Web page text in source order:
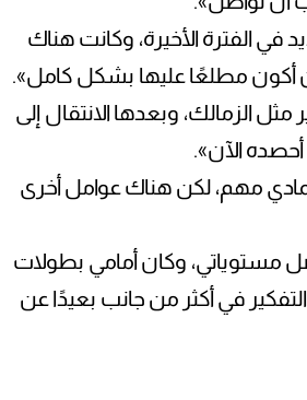
الفترة الأخيرة، وكانت هناك
أكون مطلعًا عليها بشكل كامل».
الزمالك، وبعدها الانتقال إلى
الآن».
مهم، لكن هناك عوامل أخرى
مستوياتي، وكان أمامي بطولات
في أكثر من جانب بعيدًا عن